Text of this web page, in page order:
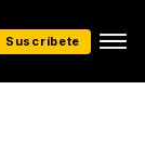
Suscríbete